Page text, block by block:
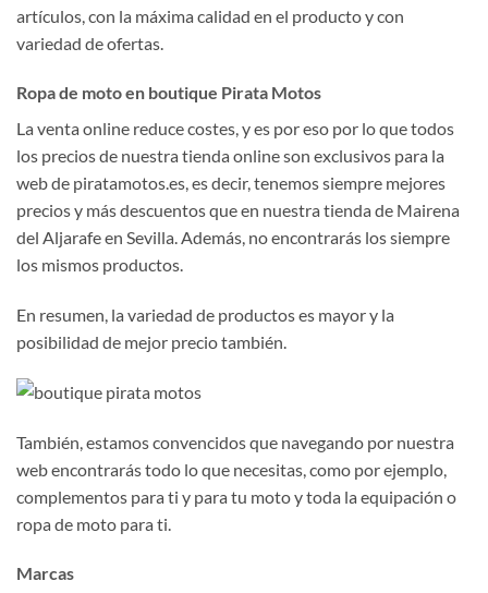
artículos, con la máxima calidad en el producto y con
variedad de ofertas.
Ropa de moto en boutique Pirata Motos
La venta online reduce costes, y es por eso por lo que todos
los precios de nuestra tienda online son exclusivos para la
web de piratamotos.es, es decir, tenemos siempre mejores
precios y más descuentos que en nuestra tienda de Mairena
del Aljarafe en Sevilla. Además, no encontrarás los siempre
los mismos productos.
En resumen, la variedad de productos es mayor y la
posibilidad de mejor precio también.
También, estamos convencidos que navegando por nuestra
web encontrarás todo lo que necesitas, como por ejemplo,
complementos para ti y para tu moto y toda la equipación o
ropa de moto para ti.
Marcas